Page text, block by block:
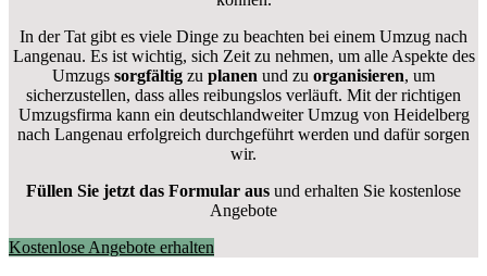
In der Tat gibt es viele Dinge zu beachten bei einem Umzug nach
Langenau. Es ist wichtig, sich Zeit zu nehmen, um alle Aspekte des
Umzugs sorgfältig zu planen und zu organisieren, um
sicherzustellen, dass alles reibungslos verläuft. Mit der richtigen
Umzugsfirma kann ein deutschlandweiter Umzug von Heidelberg
nach Langenau erfolgreich durchgeführt werden und dafür sorgen
wir.
Füllen Sie jetzt das Formular aus und erhalten Sie kostenlose
Angebote
Kostenlose Angebote erhalten